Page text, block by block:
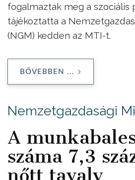
fogalmaztak meg a szociális
tájékoztatta a
(NGM) kedden az MTI-t.
BŐVEBBEN ...
Nemzetgazdasági
A
száma 7,3
nőtt tavaly